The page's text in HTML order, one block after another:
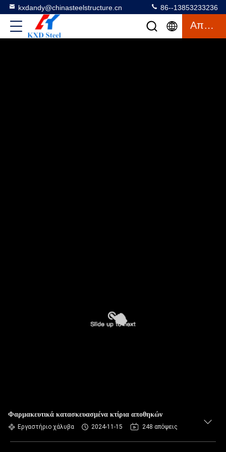
kxdandy@chinasteelstructure.cn 86--13853233236
Απόσπασμα
Φαρμακευτικά κατασκευασμένα κτίρια αποθηκών
Εργαστήριο χάλυβα 2024-11-15 248 απόψεις